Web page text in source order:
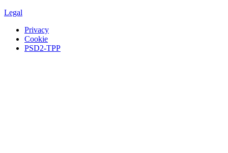
Legal
Privacy
Cookie
PSD2-TPP